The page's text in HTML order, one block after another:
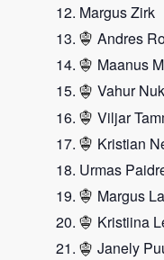
Margus Zirk
Andres
Maanus
Vahur
Viljar
Kristian
Urmas
Margus
Kristiina
Janely